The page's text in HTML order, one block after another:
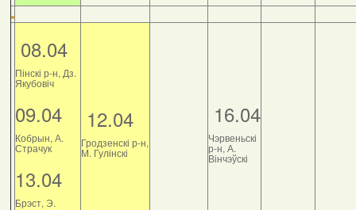
08.04
Пінскі р-н, Дз.
Якубовіч
09.04
Кобрын, А.
Страчук
13.04
Брэст, Э.
12.04
Гродзенскі р-н,
М. Гулінскі
16.04
Чэрвеньскі
р-н, А.
Вінчэўскі